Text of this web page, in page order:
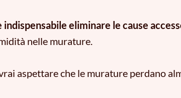
eliminare le cause
nelle murature.
aspettare che le murature perdano